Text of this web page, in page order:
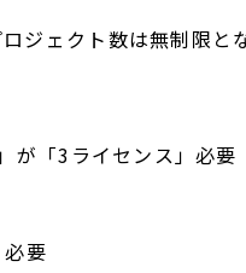
ェクト数は無制限とな
が「3ライセンス」必要
要